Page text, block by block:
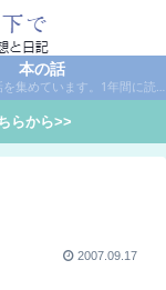
本の話
本にまつわる話を集めています。1年間に読んだ本の総括や、本に関する話題など。
らから>>
2007.09.17